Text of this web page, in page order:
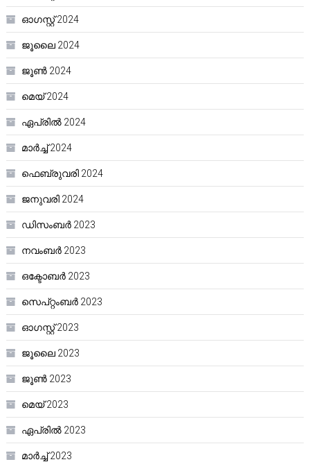
ഓഗസ്റ്റ്‌ 2024
ജൂലൈ 2024
ജൂൺ 2024
മെയ്‌ 2024
ഏപ്രിൽ 2024
മാർച്ച്‌ 2024
ഫെബ്രുവരി 2024
ജനുവരി 2024
ഡിസംബർ 2023
നവംബർ 2023
ഒക്ടോബർ 2023
സെപ്റ്റംബർ 2023
ഓഗസ്റ്റ്‌ 2023
ജൂലൈ 2023
ജൂൺ 2023
മെയ്‌ 2023
ഏപ്രിൽ 2023
മാർച്ച്‌ 2023